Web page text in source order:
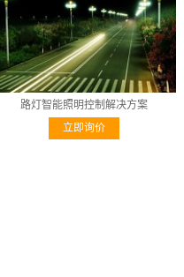
路灯智能照明控制解决方案
立即询价